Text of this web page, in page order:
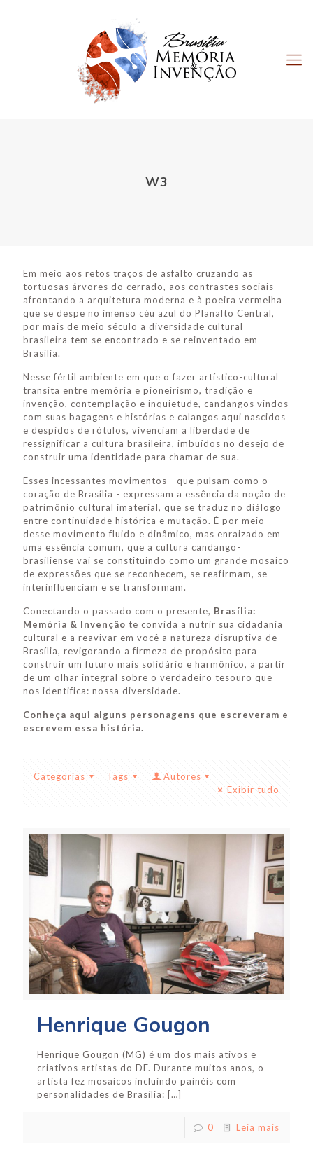
W3
Em meio aos retos traços de asfalto cruzando as
tortuosas árvores do cerrado, aos contrastes sociais
afrontando a arquitetura moderna e à poeira vermelha
que se despe no imenso céu azul do Planalto Central,
por mais de meio século a diversidade cultural
brasileira tem se encontrado e se reinventado em
Brasília.
Nesse fértil ambiente em que o fazer artístico-cultural
transita entre memória e pioneirismo, tradição e
invenção, contemplação e inquietude, candangos vindos
com suas bagagens e histórias e calangos aqui nascidos
e despidos de rótulos, vivenciam a liberdade de
ressignificar a cultura brasileira, imbuídos no desejo de
construir uma identidade para chamar de sua.
Esses incessantes movimentos - que pulsam como o
coração de Brasília - expressam a essência da noção de
patrimônio cultural imaterial, que se traduz no diálogo
entre continuidade histórica e mutação. É por meio
desse movimento fluido e dinâmico, mas enraizado em
uma essência comum, que a cultura candango-
brasiliense vai se constituindo como um grande mosaico
de expressões que se reconhecem, se reafirmam, se
interinfluenciam e se transformam.
Conectando o passado com o presente, Brasília:
Memória & Invenção te convida a nutrir sua cidadania
cultural e a reavivar em você a natureza disruptiva de
Brasília, revigorando a firmeza de propósito para
construir um futuro mais solidário e harmônico, a partir
de um olhar integral sobre o verdadeiro tesouro que
nos identifica: nossa diversidade.
Conheça aqui alguns personagens que escreveram e
escrevem essa história.
Categorias Tags
Autores
Exibir tudo
Henrique Gougon
Henrique Gougon (MG) é um dos mais ativos e
criativos artistas do DF. Durante muitos anos, o
artista fez mosaicos incluindo painéis com
personalidades de Brasília: […]
0 Leia mais